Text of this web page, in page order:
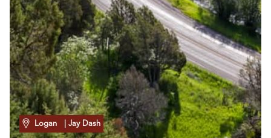
Logan | Jay Dash